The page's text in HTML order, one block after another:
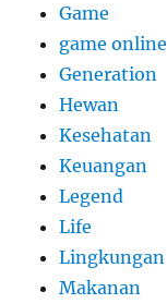
Game
game online
Generation
Hewan
Kesehatan
Keuangan
Legend
Life
Lingkungan
Makanan